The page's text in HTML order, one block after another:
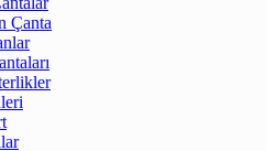
Çanta